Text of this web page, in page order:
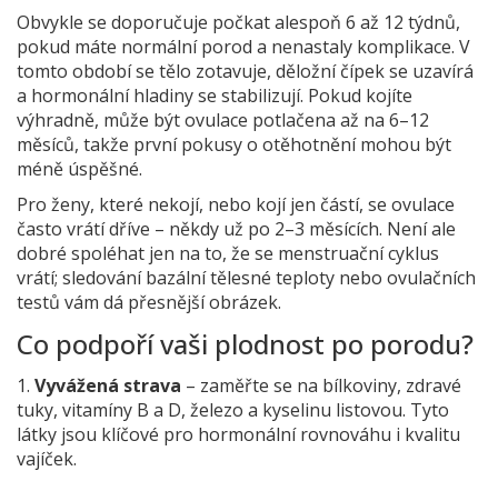
Obvykle se doporučuje počkat alespoň 6 až 12 týdnů,
pokud máte normální porod a nenastaly komplikace. V
tomto období se tělo zotavuje, děložní čípek se uzavírá
a hormonální hladiny se stabilizují. Pokud kojíte
výhradně, může být ovulace potlačena až na 6–12
měsíců, takže první pokusy o otěhotnění mohou být
méně úspěšné.
Pro ženy, které nekojí, nebo kojí jen částí, se ovulace
často vrátí dříve – někdy už po 2–3 měsících. Není ale
dobré spoléhat jen na to, že se menstruační cyklus
vrátí; sledování bazální tělesné teploty nebo ovulačních
testů vám dá přesnější obrázek.
Co podpoří vaši plodnost po porodu?
1. Vyvážená strava – zaměřte se na bílkoviny, zdravé
tuky, vitamíny B a D, železo a kyselinu listovou. Tyto
látky jsou klíčové pro hormonální rovnováhu i kvalitu
vajíček.